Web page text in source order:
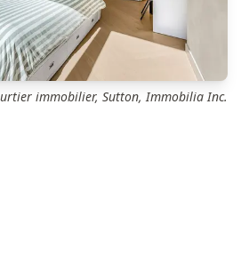
immobilier, Sutton, Immobilia Inc.